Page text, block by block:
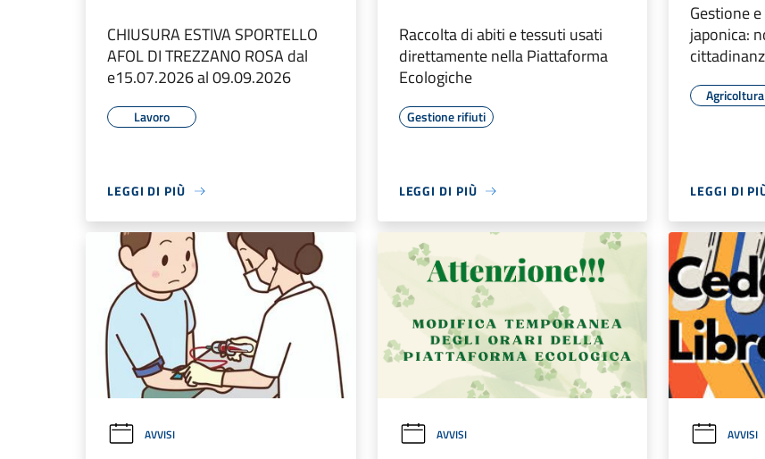
CHIUSURA ESTIVA SPORTELLO
AFOL DI TREZZANO ROSA dal
e15.07.2026 al 09.09.2026
Lavoro
LEGGI DI PIÙ
Raccolta di abiti e tessuti usati
direttamente nella Piattaforma
Ecologiche
Gestione rifiuti
LEGGI DI PIÙ
Gestione
japonica:
Agricoltura
LEGGI DI
AVVISI AVVISI AVVISI